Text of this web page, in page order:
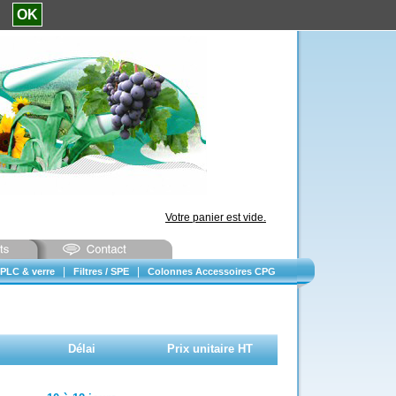
Votre panier est vide.
& verre Filtres / SPE Colonnes Accessoires CPG
Délai Prix unitaire HT
OK